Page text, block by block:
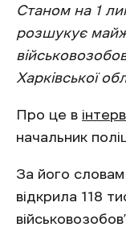
Станом на 1
розшукує
Харківської
Про це в
начальник
За його
відкрила 118